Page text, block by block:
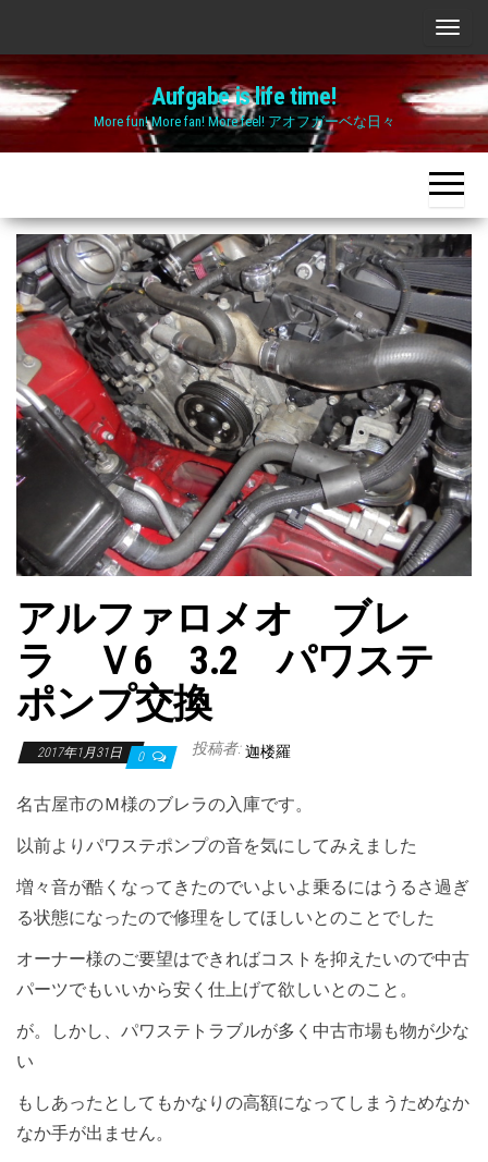
the
content
ナ
ビ
ゲ
ー
シ
ョ
ン
切
り
替
え
Aufgabe is life time!
More fun! More fan! More feel! アオフガーベな日々
アルファロメオ ブレ
ラ Ｖ6 3.2 パワステ
ポンプ交換
2017年1月31日 0 投稿者: 迦楼羅
名古屋市のＭ様のブレラの入庫です。
以前よりパワステポンプの音を気にしてみえました
増々音が酷くなってきたのでいよいよ乗るにはうるさ過ぎ
る状態になったので修理をしてほしいとのことでした
オーナー様のご要望はできればコストを抑えたいので中古
パーツでもいいから安く仕上げて欲しいとのこと。
が。しかし、パワステトラブルが多く中古市場も物が少な
い
もしあったとしてもかなりの高額になってしまうためなか
なか手が出ません。